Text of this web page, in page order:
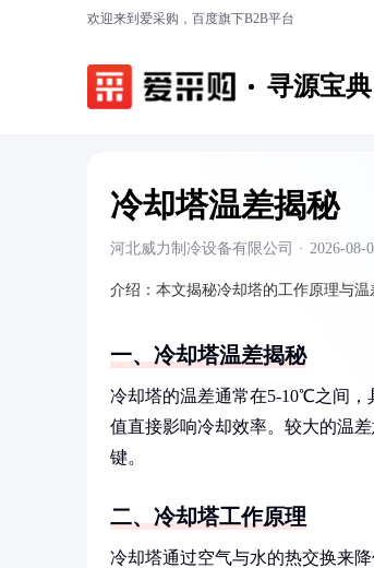
欢迎来到爱采购，百度旗下B2B平台
寻源宝典
冷却塔温差揭秘
河北威力制冷设备有限公司 · 2026-08-
介绍： 本文揭秘冷却塔的工作原理与
一、冷却塔温差揭秘
冷却塔的温差通常在5-10℃之间，
值直接影响冷却效率。较大的温
键。
二、冷却塔工作原理
冷却塔通过空气与水的热交换来